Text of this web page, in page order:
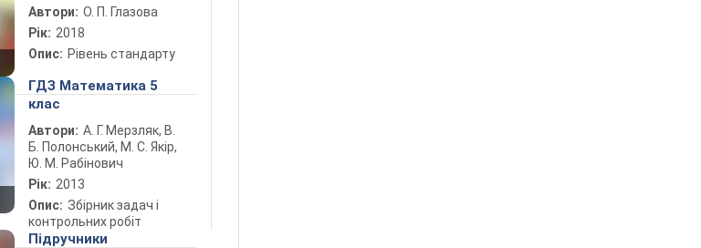
Автори: О. П. Глазова
Рік: 2018
Опис: Рівень стандарту
ГДЗ Математика 5
клас
Автори: А. Г. Мерзляк, В.
Б. Полонський, М. С. Якір,
Ю. М. Рабінович
Рік: 2013
Опис: Збірник задач і
контрольних робіт
Підручники